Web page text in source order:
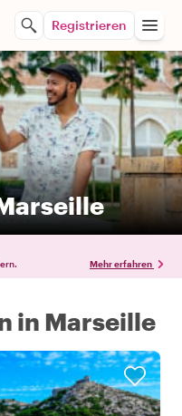
Registrieren
Mehr erfahren
in Marseille